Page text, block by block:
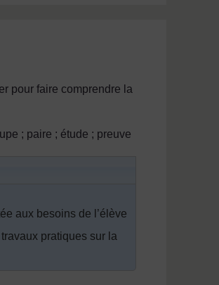
pour faire comprendre la
; paire ; étude ; preuve
aux besoins de l’élève
pratiques sur la